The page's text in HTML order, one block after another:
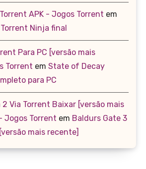
APK - Jogos Torrent em
Ninja final
Para PC [versão mais
Torrent em State of Decay
para PC
2 Via Torrent Baixar [versão mais
Jogos Torrent em Baldurs Gate 3
mais recente]